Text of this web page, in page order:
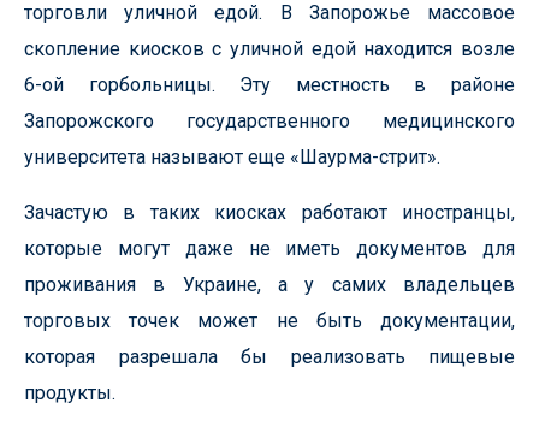
торговли уличной едой. В Запорожье массовое
скопление киосков с уличной едой находится возле
6-ой горбольницы. Эту местность в районе
Запорожского государственного медицинского
университета называют еще «Шаурма-стрит».
Зачастую в таких киосках работают иностранцы,
которые могут даже не иметь документов для
проживания в Украине, а у самих владельцев
торговых точек может не быть документации,
которая разрешала бы реализовать пищевые
продукты.